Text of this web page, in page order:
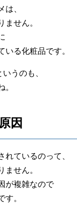
は、
ません。
いる化粧品です。
うのも、
。
因
れているのって、
ません。
が複雑なので
す。